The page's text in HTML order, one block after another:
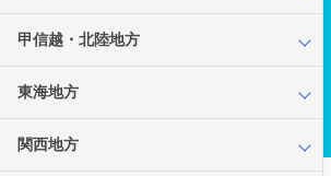
甲信越・北陸地方
東海地方
関西地方